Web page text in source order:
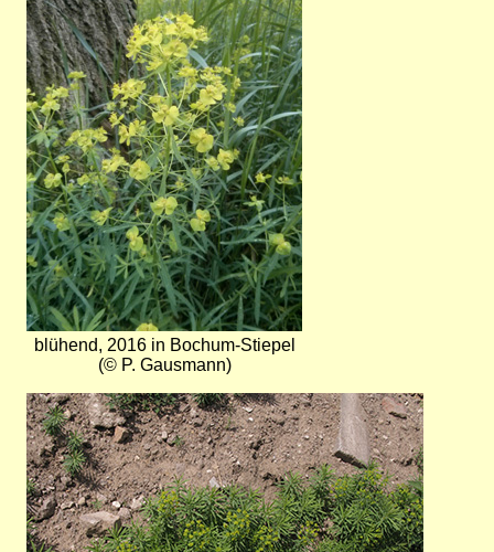
blühend, 2016 in Bochum-Stiepel
(© P. Gausmann)
Bild